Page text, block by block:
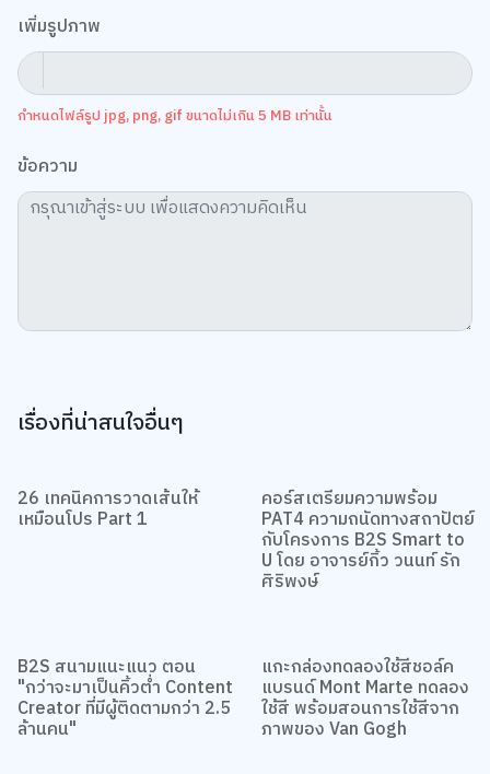
เพิ่มรูปภาพ
กำหนดไฟล์รูป jpg, png, gif ขนาดไม่เกิน 5 MB เท่านั้น
ข้อความ
เรื่องที่น่าสนใจอื่นๆ
26 เทคนิคการวาดเส้นให้
เหมือนโปร Part 1
คอร์สเตรียมความพร้อม
PAT4 ความถนัดทางสถาปัตย์
กับโครงการ B2S Smart to
U โดย อาจารย์กิ้ว วนนท์ รัก
ศิริพงษ์
B2S สนามแนะแนว ตอน
"กว่าจะมาเป็นคิ้วต่ำ Content
Creator ที่มีผู้ติดตามกว่า 2.5
ล้านคน"
แกะกล่องทดลองใช้สีชอล์ค
แบรนด์ Mont Marte ทดลอง
ใช้สี พร้อมสอนการใช้สีจาก
ภาพของ Van Gogh